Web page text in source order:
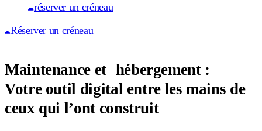
réserver un créneau
Réserver un créneau
Maintenance et hébergement :
Votre outil digital entre les mains de
ceux qui l’ont construit